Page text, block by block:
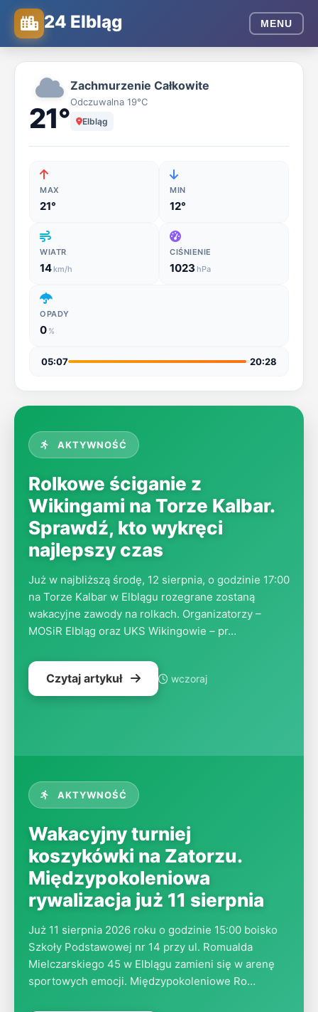
24 Elbląg MENU
24
Elbląg
Wiadomości
regionu,
ogłoszenia
katalog
firm
21°
Zachmurzenie Całkowite
Odczuwalna 19°C
Elbląg
MAX
21°
MIN
12°
WIATR
14 km/h
CIŚNIENIE
1023 hPa
OPADY
0 %
05:07 20:28
AKTYWNOŚĆ
Rolkowe ściganie z
Wikingami na Torze Kalbar.
Sprawdź, kto wykręci
najlepszy czas
Już w najbliższą środę, 12 sierpnia, o godzinie 17:00
na Torze Kalbar w Elblągu rozegrane zostaną
wakacyjne zawody na rolkach. Organizatorzy –
MOSiR Elbląg oraz UKS Wikingowie – pr…
Czytaj artykuł wczoraj
AKTYWNOŚĆ
Wakacyjny turniej
koszykówki na Zatorzu.
Międzypokoleniowa
rywalizacja już 11 sierpnia
Już 11 sierpnia 2026 roku o godzinie 15:00 boisko
Szkoły Podstawowej nr 14 przy ul. Romualda
Mielczarskiego 45 w Elblągu zamieni się w arenę
sportowych emocji. Międzypokoleniowe Ro…